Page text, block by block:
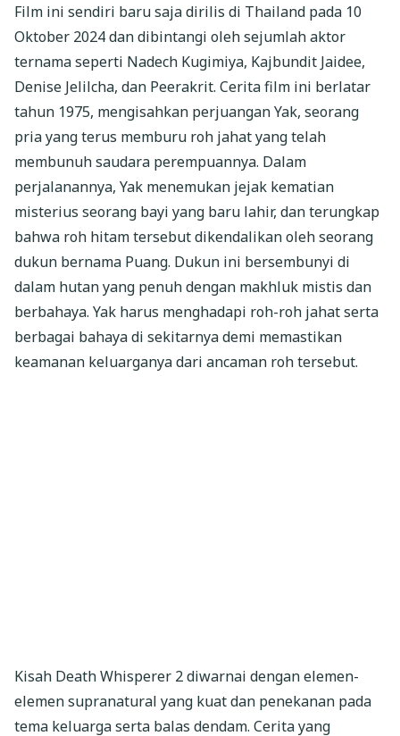
Film ini sendiri baru saja dirilis di Thailand pada 10
Oktober 2024 dan dibintangi oleh sejumlah aktor
ternama seperti Nadech Kugimiya, Kajbundit Jaidee,
Denise Jelilcha, dan Peerakrit. Cerita film ini berlatar
tahun 1975, mengisahkan perjuangan Yak, seorang
pria yang terus memburu roh jahat yang telah
membunuh saudara perempuannya. Dalam
perjalanannya, Yak menemukan jejak kematian
misterius seorang bayi yang baru lahir, dan terungkap
bahwa roh hitam tersebut dikendalikan oleh seorang
dukun bernama Puang. Dukun ini bersembunyi di
dalam hutan yang penuh dengan makhluk mistis dan
berbahaya. Yak harus menghadapi roh-roh jahat serta
berbagai bahaya di sekitarnya demi memastikan
keamanan keluarganya dari ancaman roh tersebut.
Kisah Death Whisperer 2 diwarnai dengan elemen-
elemen supranatural yang kuat dan penekanan pada
tema keluarga serta balas dendam. Cerita yang